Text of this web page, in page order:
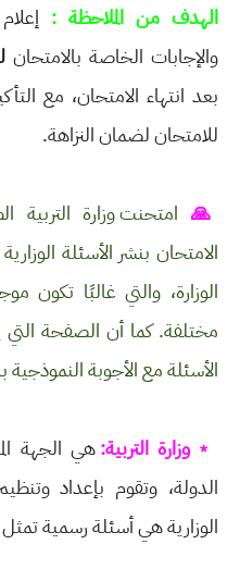
الهدف من الملاحظة :
والإجابات الخاصة بالامتحان
بعد انتهاء الامتحان، مع
للامتحان لضمان النزاهة.
🙏 امتحنت وزارة
الامتحان بنشر الأسئلة
الوزارة، والتي غالبًا تكون
مختلفة. كما أن الصفحة
الأسئلة مع الأجوبة
﹡وزارة التربية:هي الجهة
الدولة، وتقوم بإعداد
الوزارية هي أسئلة رسمية